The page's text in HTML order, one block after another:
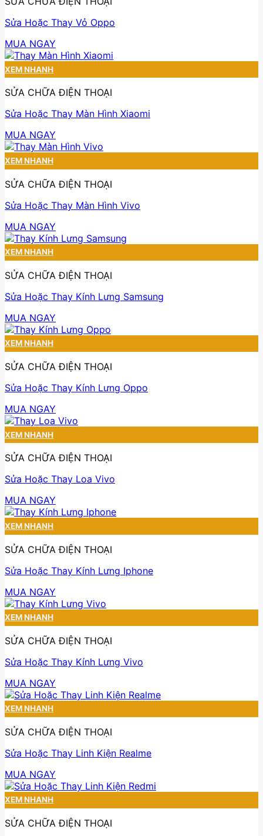
Sửa Hoặc Thay Vỏ Oppo
MUA NGAY
XEM NHANH
SỬA CHỮA ĐIỆN THOẠI
Sửa Hoặc Thay Màn Hình Xiaomi
MUA NGAY
XEM NHANH
SỬA CHỮA ĐIỆN THOẠI
Sửa Hoặc Thay Màn Hình Vivo
MUA NGAY
XEM NHANH
SỬA CHỮA ĐIỆN THOẠI
Sửa Hoặc Thay Kính Lưng Samsung
MUA NGAY
XEM NHANH
SỬA CHỮA ĐIỆN THOẠI
Sửa Hoặc Thay Kính Lưng Oppo
MUA NGAY
XEM NHANH
SỬA CHỮA ĐIỆN THOẠI
Sửa Hoặc Thay Loa Vivo
MUA NGAY
XEM NHANH
SỬA CHỮA ĐIỆN THOẠI
Sửa Hoặc Thay Kính Lưng Iphone
MUA NGAY
XEM NHANH
SỬA CHỮA ĐIỆN THOẠI
Sửa Hoặc Thay Kính Lưng Vivo
MUA NGAY
XEM NHANH
SỬA CHỮA ĐIỆN THOẠI
Sửa Hoặc Thay Linh Kiện Realme
MUA NGAY
XEM NHANH
SỬA CHỮA ĐIỆN THOẠI